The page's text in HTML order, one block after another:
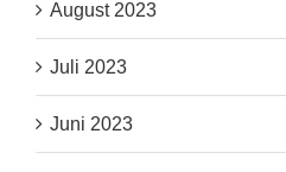
August 2023
Juli 2023
Juni 2023